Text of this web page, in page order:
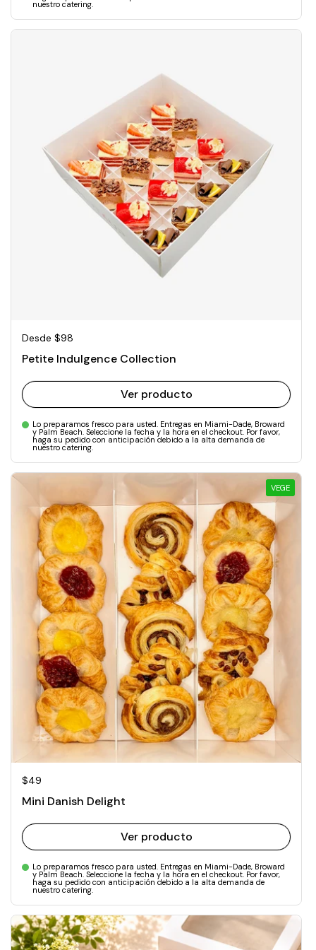
nuestro catering.
Precio normal
Desde $98
Petite Indulgence Collection
Ver producto
Lo preparamos fresco para usted. Entregas en Miami-Dade, Broward
y Palm Beach. Seleccione la fecha y la hora en el checkout. Por favor,
haga su pedido con anticipación debido a la alta demanda de
nuestro catering.
Precio normal
$49
Mini Danish Delight
Ver producto
Lo preparamos fresco para usted. Entregas en Miami-Dade, Broward
y Palm Beach. Seleccione la fecha y la hora en el checkout. Por favor,
haga su pedido con anticipación debido a la alta demanda de
nuestro catering.
VEGE